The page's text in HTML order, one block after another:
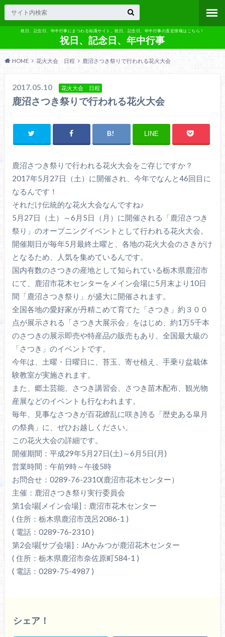
祝日、記念日、年中行事にまつわる知識サイト。祝日、記念日、年中行事の直近情報はこちら！
祝日、記念日、年中行事
HOME 花火大会 日程 鹿沼さつき祭りで行われる花火大会
2017.05.10 花火大会 日程
鹿沼さつき祭りで行われる花火大会
LINE
鹿沼さつき祭りで行われる花火大会をご存じですか？
2017年5月27日（土）に開催され、今年でなんと46回目に
なるんです！
それだけ伝統的な花火大会なんですね♪
5月27日（土）～6月5日（月）に開催される「鹿沼さつき
祭り」のオープニングイベントとして行われる花火大会。
開催期日が毎年5月最終土曜と、各地の花火大会のさきがけ
となるため、人気を集めているんです。
国内有数のさつきの産地として知られている栃木県鹿沼市
にて、鹿沼市花木センターをメイン会場に5月末より10日
間「鹿沼さつき祭り」が盛大に開催されます。
全国各地の愛好家が丹精こめて育てた「さつき」約３００
点が展示される「さつき大展示会」をはじめ、約1万5千本
のさつきの展示即売や特産品の販売もあり、全国最大級の
「さつき」のイベントです。
今年は、土曜・日曜日に、苔玉、寄せ植え、手乗り盆栽体
験教室が実施されます。
また、郷土芸能、さつき講習会、さつき苗木配布、観光物
産展などのイベントも行なわれます。
毎年、見事なさつきが百花繚乱に咲き誇る「歴史ある皐月
の祭典」に、ぜひお越しください。
この花火大会の詳細です。
開催期間：平成29年5月27日(土)～6月5日(月)
営業時間：午前9時～午後5時
お問合せ：0289-76-2310(鹿沼市花木センター）
主催：鹿沼さつき祭り実行委員会
第1会場[メイン会場]：鹿沼市花木センター
( 住所：栃木県鹿沼市茂呂2086-1 )
( 電話：0289-76-2310 )
第2会場[サブ会場]：JAかみつが鹿沼花木センター
( 住所：栃木県鹿沼市奈佐原町584-1 )
( 電話：0289-75-4987 )
シェア！